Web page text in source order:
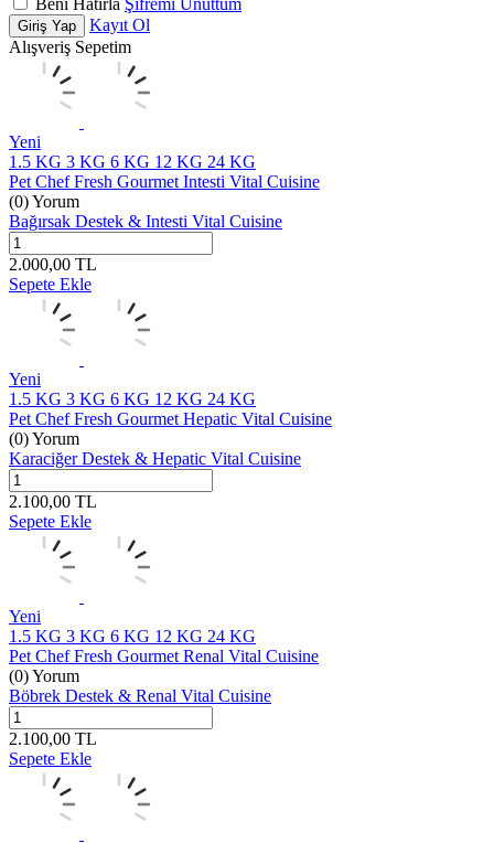
Beni Hatırla Şifremi Unuttum
Giriş Yap
Kayıt Ol
Alışveriş Sepetim
Yeni
1.5 KG 3 KG 6 KG 12 KG 24 KG
Pet Chef Fresh Gourmet Intesti Vital Cuisine
(0) Yorum
Bağırsak Destek & Intesti Vital Cuisine
2.000,00 TL
Sepete Ekle
Yeni
1.5 KG 3 KG 6 KG 12 KG 24 KG
Pet Chef Fresh Gourmet Hepatic Vital Cuisine
(0) Yorum
Karaciğer Destek & Hepatic Vital Cuisine
2.100,00 TL
Sepete Ekle
Yeni
1.5 KG 3 KG 6 KG 12 KG 24 KG
Pet Chef Fresh Gourmet Renal Vital Cuisine
(0) Yorum
Böbrek Destek & Renal Vital Cuisine
2.100,00 TL
Sepete Ekle